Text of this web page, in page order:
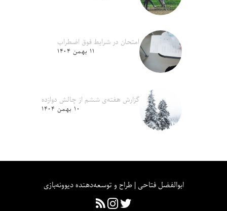
امتحان در شرایط فوق اضطراب
۱۱ بهمن ۱۴۰۴
گزارش هفته‌ی ششم از چالش دوازده
۱۰ بهمن ۱۴۰۴
ابوالفضل فتاحی | طراح و توسعه‌دهنده دیوونه‌بازی